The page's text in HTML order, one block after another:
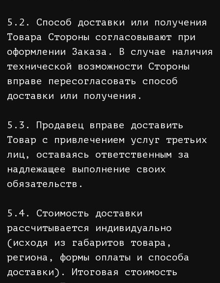
6.2. Оплата Товара производится
после оформления Заказа посредством
перечисления денежных средств в
безналичной форме на расчетный счет
Продавца или в момент получения
Товара Покупателем.
7.1. Покупатель вправе отказаться
от Товара в любое время до его
передачи, а после передачи Товара -
в течение семи дней.
7.2. В случае если информация о
предоставлена в письменной форме в
момент доставки Товара, Покупатель
вправе отказаться от Товара в
течение трех месяцев с момента
передачи Товара.
7.3. Возврат товара надлежащего